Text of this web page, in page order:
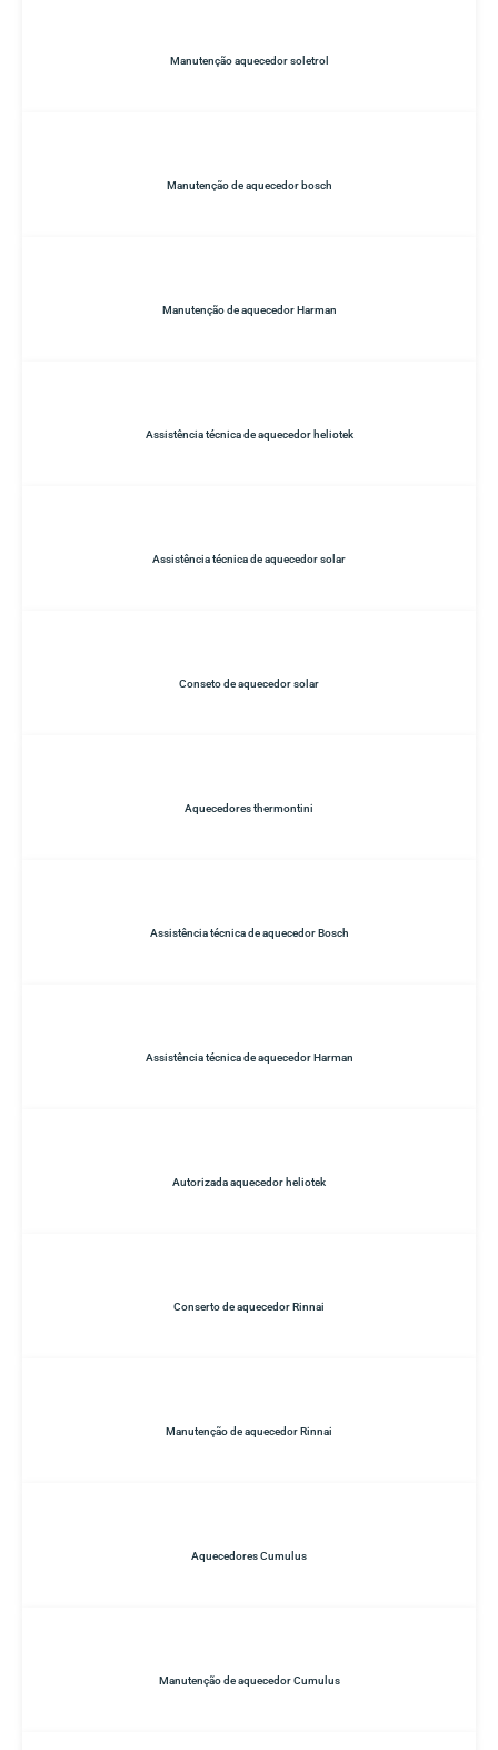
Manutenção aquecedor soletrol
Manutenção de aquecedor bosch
Manutenção de aquecedor Harman
Assistência técnica de aquecedor heliotek
Assistência técnica de aquecedor solar
Conseto de aquecedor solar
Aquecedores thermontini
Assistência técnica de aquecedor Bosch
Assistência técnica de aquecedor Harman
Autorizada aquecedor heliotek
Conserto de aquecedor Rinnai
Manutenção de aquecedor Rinnai
Aquecedores Cumulus
Manutenção de aquecedor Cumulus